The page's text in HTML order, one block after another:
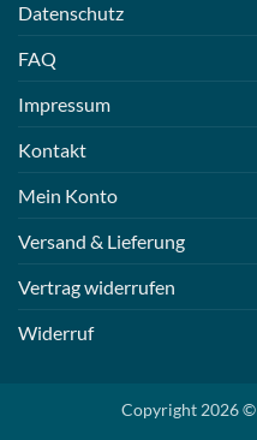
Datenschutz
FAQ
Impressum
Kontakt
Mein Konto
Versand & Lieferung
Vertrag widerrufen
Widerruf
Copyright 2026 ©